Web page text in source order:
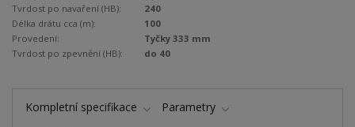
Tvrdost po navaření (HB):
240
Délka drátu cca (m):
100
Provedení:
Tyčky 333 mm
Tvrdost po zpevnění (HB):
do 40
Kompletní specifikace
Parametry